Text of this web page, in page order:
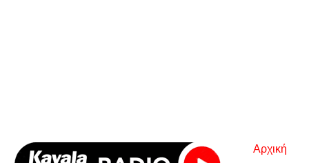
Είστε
Αρχική